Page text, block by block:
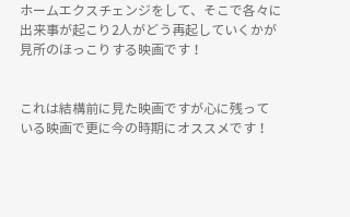
ホームエクスチェンジをして、そこで各々に
出来事が起こり2人がどう再起していくかが
見所のほっこりする映画です！
これは結構前に見た映画ですが心に残って
いる映画で更に今の時期にオススメです！